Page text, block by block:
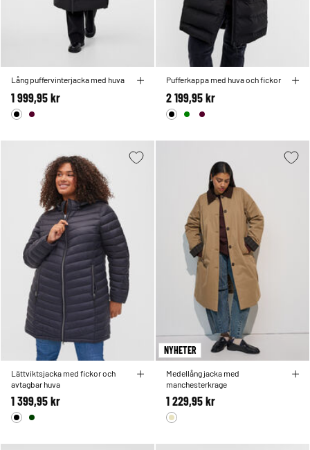
Lång puffervinterjacka med huva
1 999,95 kr
Pufferkappa med huva och fickor
2 199,95 kr
Lättviktsjacka med fickor och
avtagbar huva
1 399,95 kr
NYHETER
Medellång jacka med
manchesterkrage
1 229,95 kr